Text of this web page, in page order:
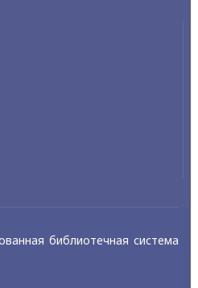
библиотечная система